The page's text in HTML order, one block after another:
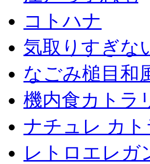
コトハナ
気取りすぎな
なごみ槌目和
機内食カトラ
ナチュレ カト
レトロエレガ